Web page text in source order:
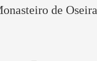
de Oseira